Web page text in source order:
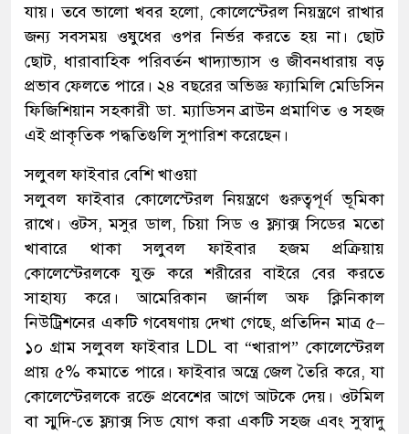
যায়। তবে ভালো খবর হলো, কোলেস্টেরল নিয়ন্ত্রণে রাখার
জন্য সবসময় ওষুধের ওপর নির্ভর করতে হয় না। ছোট
ছোট, ধারাবাহিক পরিবর্তন খাদ্যাভ্যাস ও জীবনধারায় বড়
প্রভাব ফেলতে পারে। ২৪ বছরের অভিজ্ঞ ফ্যামিলি মেডিসিন
ফিজিশিয়ান সহকারী ডা. ম্যাডিসন ব্রাউন প্রমাণিত ও সহজ
এই প্রাকৃতিক পদ্ধতিগুলি সুপারিশ করেছেন।
সলুবল ফাইবার বেশি খাওয়া
সলুবল ফাইবার কোলেস্টেরল নিয়ন্ত্রণে গুরুত্বপূর্ণ ভূমিকা
রাখে। ওটস, মসুর ডাল, চিয়া সিড ও ফ্ল্যাক্স সিডের মতো
খাবারে থাকা সলুবল ফাইবার হজম প্রক্রিয়ায়
কোলেস্টেরলকে যুক্ত করে শরীরের বাইরে বের করতে
সাহায্য করে। আমেরিকান জার্নাল অফ ক্লিনিকাল
নিউট্রিশনের একটি গবেষণায় দেখা গেছে, প্রতিদিন মাত্র ৫–
১০ গ্রাম সলুবল ফাইবার LDL বা “খারাপ” কোলেস্টেরল
প্রায় ৫% কমাতে পারে। ফাইবার অন্ত্রে জেল তৈরি করে, যা
কোলেস্টেরলকে রক্তে প্রবেশের আগে আটকে দেয়। ওটমিল
বা স্মুদি-তে ফ্ল্যাক্স সিড যোগ করা একটি সহজ এবং সুস্বাদু